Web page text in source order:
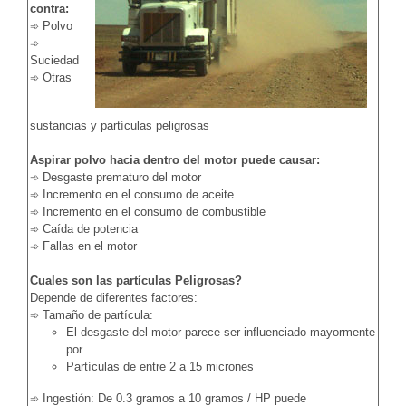
contra:
➾ Polvo
➾
Suciedad
➾ Otras
sustancias y partículas peligrosas
Aspirar polvo hacia dentro del motor puede causar:
➾ Desgaste prematuro del motor
➾ Incremento en el consumo de aceite
➾ Incremento en el consumo de combustible
➾ Caída de potencia
➾ Fallas en el motor
Cuales son las partículas Peligrosas?
Depende de diferentes factores:
➾ Tamaño de partícula:
El desgaste del motor parece ser influenciado mayormente
por
Partículas de entre 2 a 15 micrones
➾ Ingestión: De 0.3 gramos a 10 gramos / HP puede